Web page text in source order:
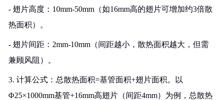
- 翅片高度：10mm-50mm（如16mm高的翅片可增加约3倍散
热面积）。
- 翅片间距：2mm-10mm（间距越小，散热面积越大，但需
兼顾风阻）。
3. 计算公式：总散热面积=基管面积+翅片面积。以
Φ25×1000mm基管+16mm高翅片（间距4mm）为例，总散热